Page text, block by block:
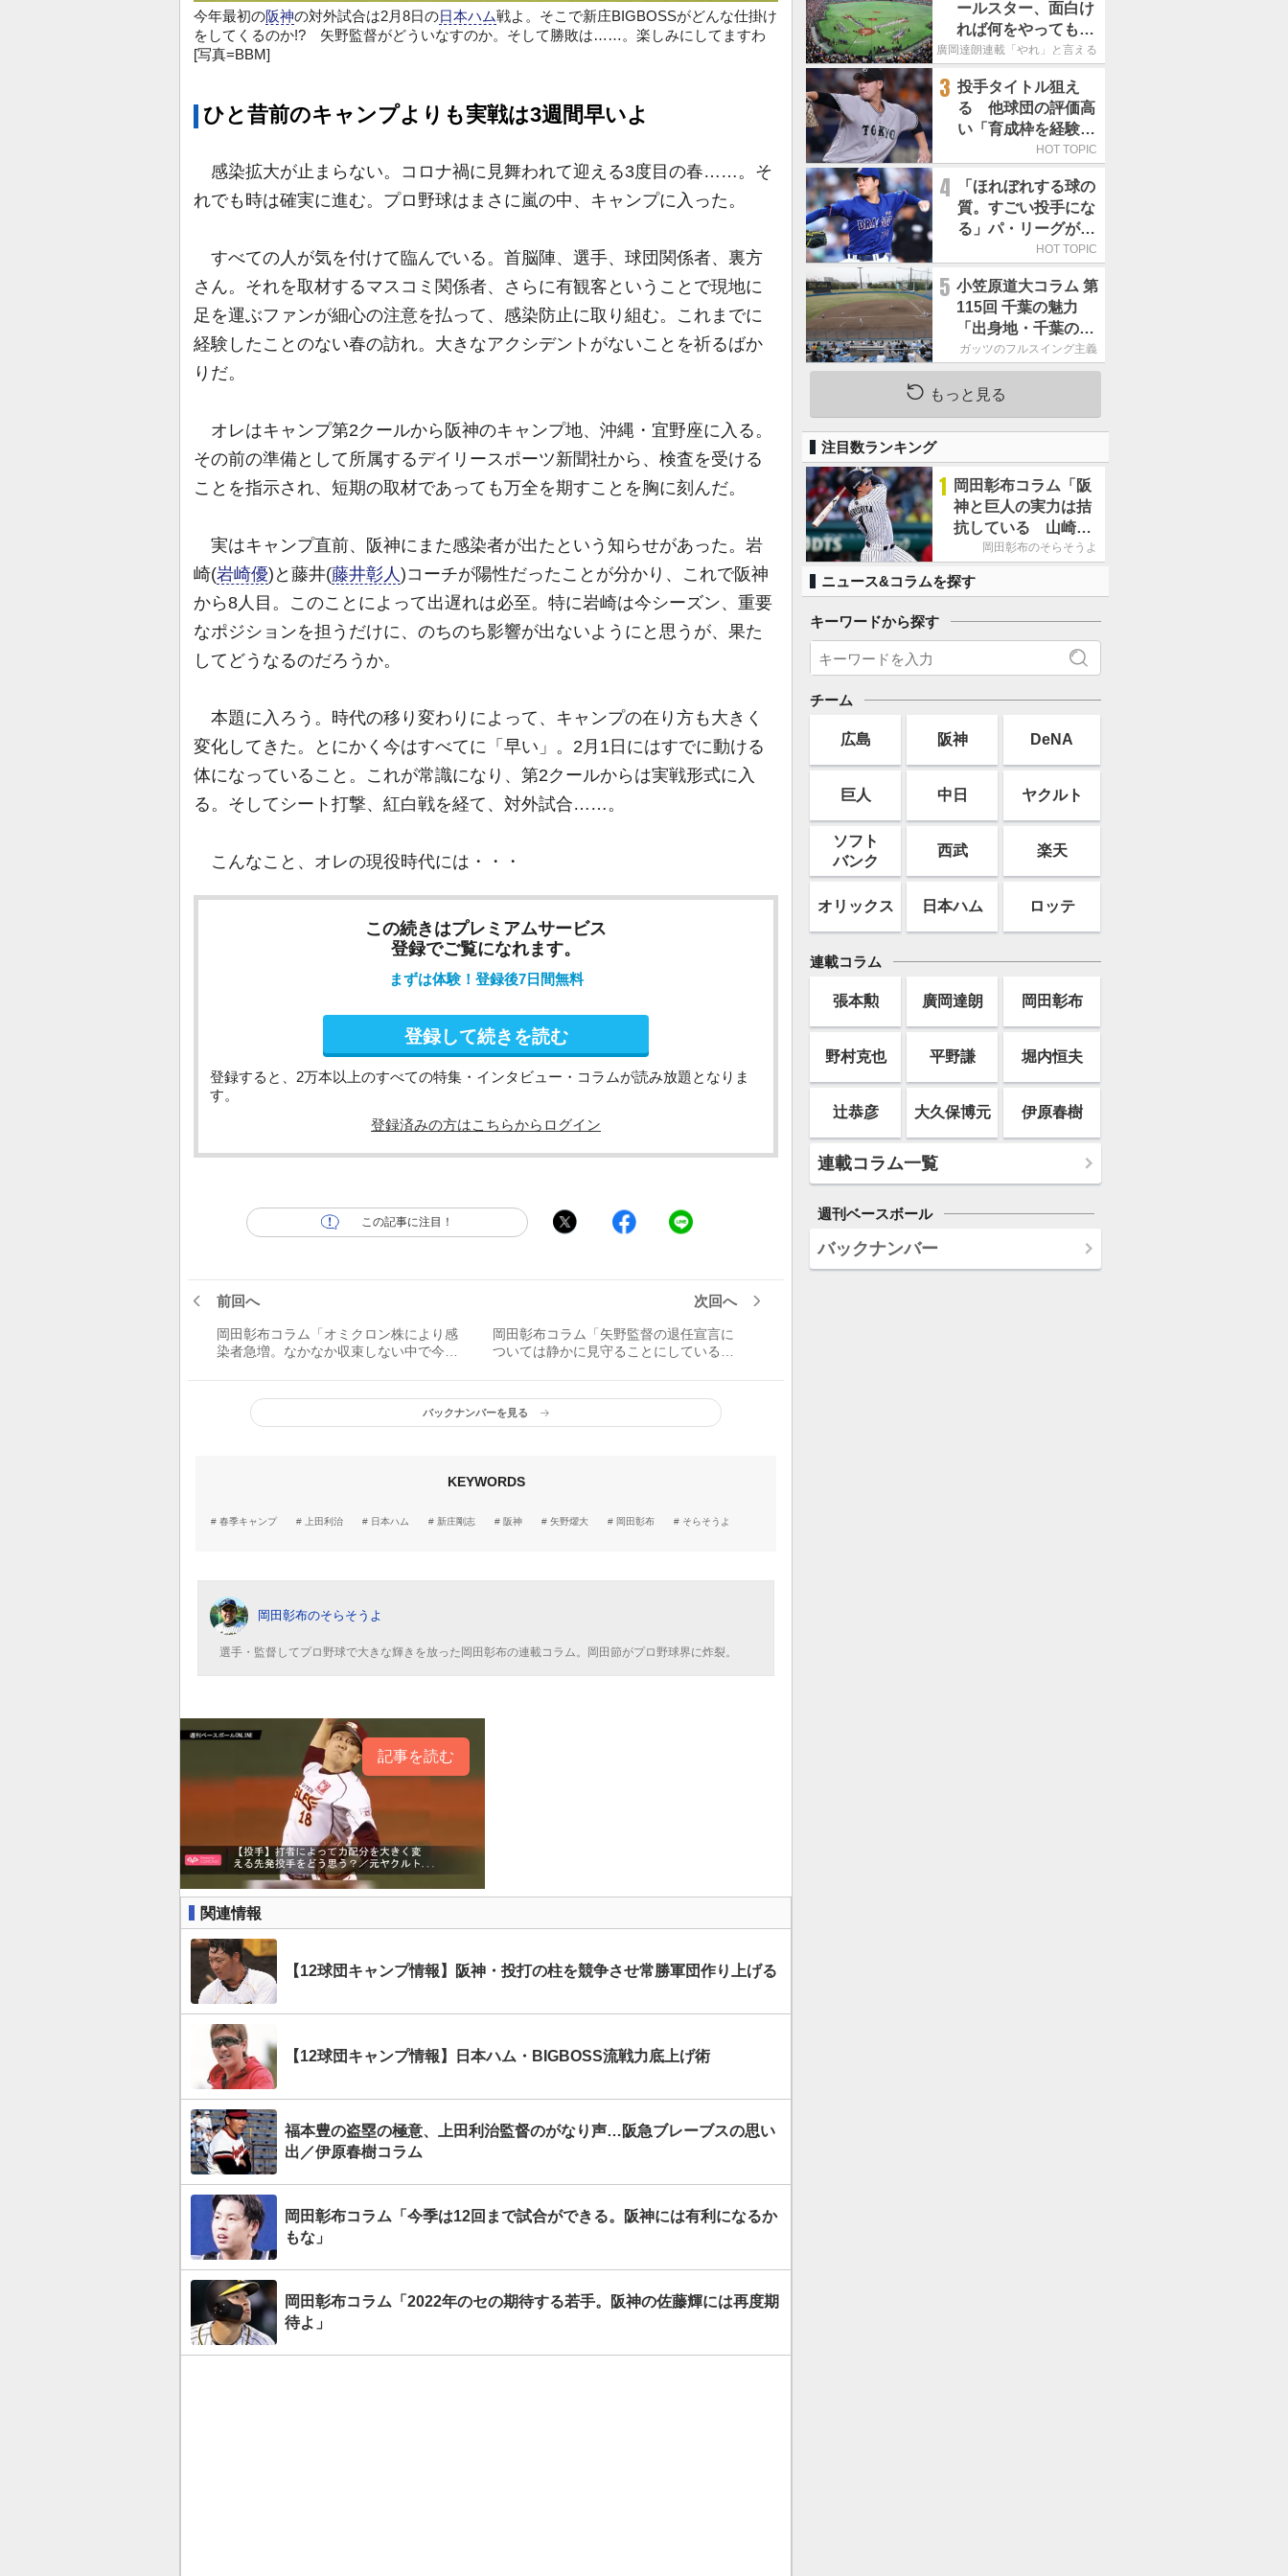
今年最初の阪神の対外試合は2月8日の日本ハム戦よ。そこで新庄BIGBOSSがどんな仕掛け
をしてくるのか!? 矢野監督がどういなすのか。そして勝敗は……。楽しみにしてますわ
[写真=BBM]
ひと昔前のキャンプよりも実戦は3週間早いよ
感染拡大が止まらない。コロナ禍に見舞われて迎える3度目の春……。そ
れでも時は確実に進む。プロ野球はまさに嵐の中、キャンプに入った。
すべての人が気を付けて臨んでいる。首脳陣、選手、球団関係者、裏方
さん。それを取材するマスコミ関係者、さらに有観客ということで現地に
足を運ぶファンが細心の注意を払って、感染防止に取り組む。これまでに
経験したことのない春の訪れ。大きなアクシデントがないことを祈るばか
りだ。
オレはキャンプ第2クールから阪神のキャンプ地、沖縄・宜野座に入る。
その前の準備として所属するデイリースポーツ新聞社から、検査を受ける
ことを指示され、短期の取材であっても万全を期すことを胸に刻んだ。
実はキャンプ直前、阪神にまた感染者が出たという知らせがあった。岩
崎(岩崎優)と藤井(藤井彰人 )コーチが陽性だったことが分かり、これで阪神
から8人目。このことによって出遅れは必至。特に岩崎は今シーズン、重要
なポジションを担うだけに、のちのち影響が出ないようにと思うが、果た
してどうなるのだろうか。
本題に入ろう。時代の移り変わりによって、キャンプの在り方も大きく
変化してきた。とにかく今はすべてに「早い」。2月1日にはすでに動ける
体になっていること。これが常識になり、第2クールからは実戦形式に入
る。そしてシート打撃、紅白戦を経て、対外試合……。
こんなこと、オレの現役時代には・・・
この続きはプレミアムサービス
登録でご覧になれます。
まずは体験！登録後7日間無料
登録して続きを読む
登録すると、2万本以上のすべての特集・インタビュー・コラムが読み放題となりま
す。
登録済みの方はこちらからログイン
この記事に注目！
前回へ
岡田彰布コラム「オミクロン株により感
染者急増。なかなか収束しない中で今季
になるかもな」
次回へ
岡田彰布コラム「矢野監督の退任宣言に
ついては静かに見守ることにしている。
若手に差を感じるわ」
バックナンバーを見る
KEYWORDS
春季キャンプ 上田利治 日本ハム 新庄剛志 阪神 矢野燿大 岡田彰布 そらそうよ
岡田彰布のそらそうよ
選手・監督してプロ野球で大きな輝きを放った岡田彰布の連載コラム。岡田節がプロ野球界に炸裂。
記事を読む
関連情報
【12球団キャンプ情報】阪神・投打の柱を競争させ常勝軍団作り上げる
【12球団キャンプ情報】日本ハム・BIGBOSS流戦力底上げ術
福本豊の盗塁の極意、上田利治監督のがなり声…阪急ブレーブスの思い
出／伊原春樹コラム
岡田彰布コラム「今季は12回まで試合ができる。阪神には有利になるか
もな」
岡田彰布コラム「2022年のセの期待する若手。阪神の佐藤輝には再度期
待よ」
ールスター、面白け
れば何をやってもい
いという発想は大間
廣岡達朗連載「やれ」と言える信念
3 投手タイトル狙え
る 他球団の評価高
い「育成枠を経験し
た巨人の左腕」は
HOT TOPIC
4
「ほれぼれする球の
質。すごい投手にな
る」パ・リーグが驚
いた「中日の左腕」
HOT TOPIC
5 小笠原道大コラム 第
115回 千葉の魅力
「出身地・千葉の話
の続き。昔から野球
熱の高い土地柄で
す」
ガッツのフルスイング主義
もっと見る
注目数ランキング
1
岡田彰布コラム「阪
神と巨人の実力は拮
抗している 山崎、
小笠原の存在は大き
岡田彰布のそらそうよ
ニュース&コラムを探す
キーワードから探す
チーム
広島 阪神 DeNA
巨人 中日 ヤクルト
ソフト
バンク
西武 楽天
オリックス 日本ハム ロッテ
連載コラム
張本勲 廣岡達朗 岡田彰布
野村克也 平野謙 堀内恒夫
辻恭彦 大久保博元 伊原春樹
連載コラム一覧
週刊ベースボール
バックナンバー